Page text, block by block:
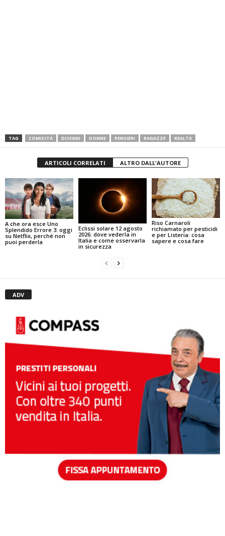
TAG COMICITÀ DISEGNI DONNE PENSIERI RAGAZZE REALTÀ
ARTICOLI CORRELATI ALTRO DALL'AUTORE
A che ora esce Uno
Splendido Errore 3: oggi
su Netflix, perché non
puoi perderla
Eclissi solare 12 agosto
2026: dove vederla in
Italia e come osservarla
in sicurezza
Riso Carnaroli
richiamato per pesticidi
e per Listeria: cosa
sapere e cosa fare
ADV